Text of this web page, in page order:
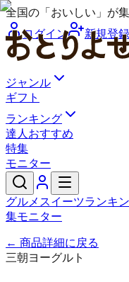
全国の「おいしい」が
ログイン
新規登録
ジャンル
ギフト
ランキング
達人おすすめ
特集
モニター
グルメ スイーツランキ
集モニター
← 商品詳細に戻る
三朝ヨーグルト